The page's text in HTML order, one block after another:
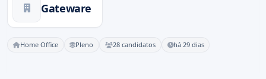
Gateware
Home Office Pleno 28 candidatos há 29 dias